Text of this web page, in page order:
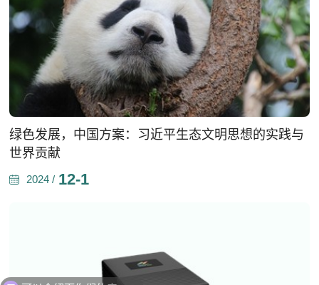
绿色发展，中国方案：习近平生态文明思想的实践与
世界贡献
2024 / 12-1